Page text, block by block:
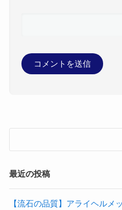
最近の投稿
【流石の品質】アライヘルメ